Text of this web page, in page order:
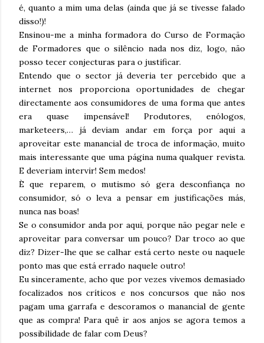
é, quanto a mim uma delas (ainda que já se tivesse falado
disso!)!
Ensinou-me a minha formadora do Curso de Formação
de Formadores que o silêncio nada nos diz, logo, não
posso tecer conjecturas para o justificar.
Entendo que o sector já deveria ter percebido que a
internet nos proporciona oportunidades de chegar
directamente aos consumidores de uma forma que antes
era quase impensável! Produtores, enólogos,
marketeers,… já deviam andar em força por aqui a
aproveitar este manancial de troca de informação, muito
mais interessante que uma página numa qualquer revista.
E deveriam intervir! Sem medos!
È que reparem, o mutismo só gera desconfiança no
consumidor, só o leva a pensar em justificações más,
nunca nas boas!
Se o consumidor anda por aqui, porque não pegar nele e
aproveitar para conversar um pouco? Dar troco ao que
diz? Dizer-lhe que se calhar está certo neste ou naquele
ponto mas que está errado naquele outro!
Eu sinceramente, acho que por vezes vivemos demasiado
focalizados nos críticos e nos concursos que não nos
pagam uma garrafa e descoramos o manancial de gente
que as compra! Para quê ir aos anjos se agora temos a
possibilidade de falar com Deus?